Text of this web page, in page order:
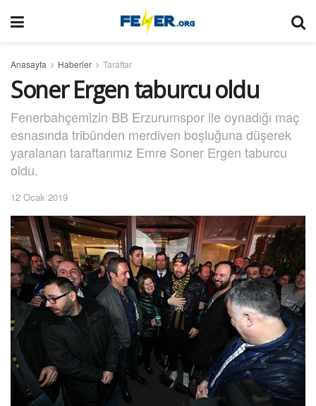
Anasayfa Haberler Taraftar
Soner Ergen taburcu oldu
Fenerbahçemizin BB Erzurumspor ile oynadığı maç
esnasında tribünden merdiven boşluğuna düşerek
yaralanan taraftarımız Emre Soner Ergen taburcu
oldu.
12 Ocak 2019